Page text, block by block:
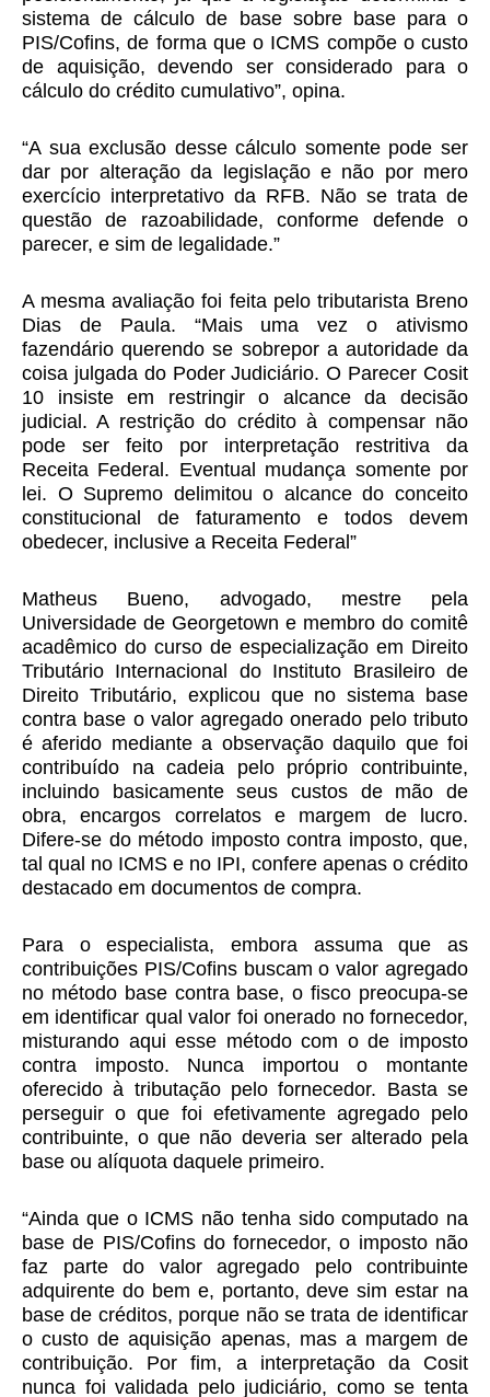
sistema de cálculo de base sobre base para o
PIS/Cofins, de forma que o ICMS compõe o custo
de aquisição, devendo ser considerado para o
cálculo do crédito cumulativo”, opina.
“A sua exclusão desse cálculo somente pode ser
dar por alteração da legislação e não por mero
exercício interpretativo da RFB. Não se trata de
questão de razoabilidade, conforme defende o
parecer, e sim de legalidade.”
A mesma avaliação foi feita pelo tributarista Breno
Dias de Paula. “Mais uma vez o ativismo
fazendário querendo se sobrepor a autoridade da
coisa julgada do Poder Judiciário. O Parecer Cosit
10 insiste em restringir o alcance da decisão
judicial. A restrição do crédito à compensar não
pode ser feito por interpretação restritiva da
Receita Federal. Eventual mudança somente por
lei. O Supremo delimitou o alcance do conceito
constitucional de faturamento e todos devem
obedecer, inclusive a Receita Federal”
Matheus Bueno, advogado, mestre pela
Universidade de Georgetown e membro do comitê
acadêmico do curso de especialização em Direito
Tributário Internacional do Instituto Brasileiro de
Direito Tributário, explicou que no sistema base
contra base o valor agregado onerado pelo tributo
é aferido mediante a observação daquilo que foi
contribuído na cadeia pelo próprio contribuinte,
incluindo basicamente seus custos de mão de
obra, encargos correlatos e margem de lucro.
Difere-se do método imposto contra imposto, que,
tal qual no ICMS e no IPI, confere apenas o crédito
destacado em documentos de compra.
Para o especialista, embora assuma que as
contribuições PIS/Cofins buscam o valor agregado
no método base contra base, o fisco preocupa-se
em identificar qual valor foi onerado no fornecedor,
misturando aqui esse método com o de imposto
contra imposto. Nunca importou o montante
oferecido à tributação pelo fornecedor. Basta se
perseguir o que foi efetivamente agregado pelo
contribuinte, o que não deveria ser alterado pela
base ou alíquota daquele primeiro.
“Ainda que o ICMS não tenha sido computado na
base de PIS/Cofins do fornecedor, o imposto não
faz parte do valor agregado pelo contribuinte
adquirente do bem e, portanto, deve sim estar na
base de créditos, porque não se trata de identificar
o custo de aquisição apenas, mas a margem de
contribuição. Por fim, a interpretação da Cosit
nunca foi validada pelo judiciário, como se tenta